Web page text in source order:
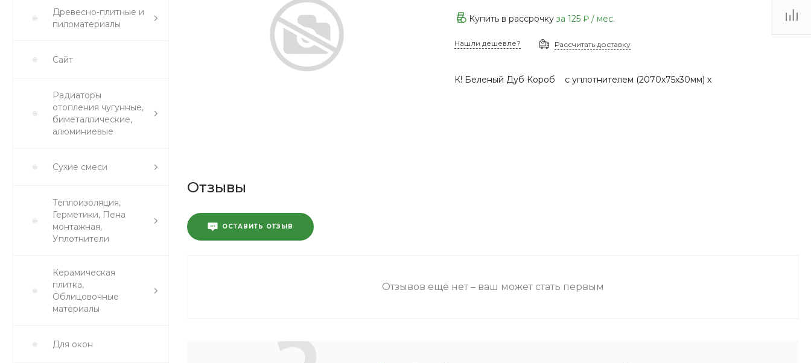
Древесно-плитные и
пиломатериалы
Сайт
Радиаторы
отопления чугунные,
биметаллические,
алюминиевые
Сухие смеси
Теплоизоляция,
Герметики, Пена
монтажная,
Уплотнители
Керамическая
плитка,
Облицовочные
материалы
Для окон
Купить в рассрочку за 125 ₽/ мес.
Нашли дешевле? Рассчитать доставку
К! Беленый Дуб Короб с уплотнителем (2070х75х30мм) х
Отзывы
ОСТАВИТЬ ОТЗЫВ
Отзывов ещё нет – ваш может стать первым